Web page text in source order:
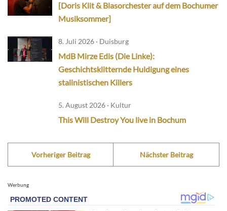
[Doris Klit & Blasorchester auf dem Bochumer
Musiksommer]
8. Juli 2026 · Duisburg
MdB Mirze Edis (Die Linke):
Geschichtsklitternde Huldigung eines
stalinistischen Killers
5. August 2026 · Kultur
This Will Destroy You live in Bochum
Vorheriger Beitrag Nächster Beitrag
Werbung